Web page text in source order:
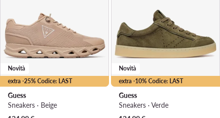
extra -25% Codice: LAST
Novità
Guess
Sneakers · Beige
extra -10% Codice: LAST
Novità
Guess
Sneakers · Verde